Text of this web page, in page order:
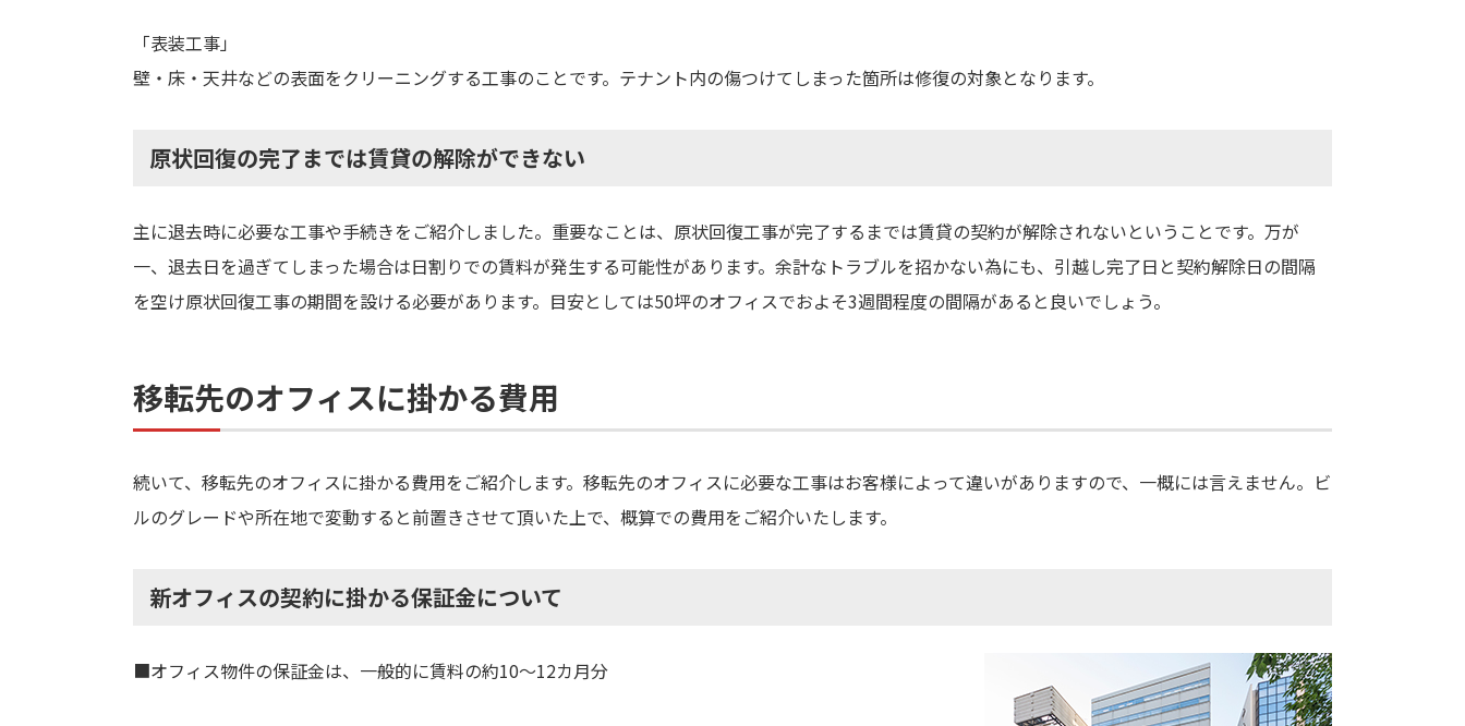
「表装工事」
壁・床・天井などの表面をクリーニングする工事のことです。テナント内の傷つけてしまった箇所は修復の対象となります。
原状回復の完了までは賃貸の解除ができない
主に退去時に必要な工事や手続きをご紹介しました。重要なことは、原状回復工事が完了するまでは賃貸の契約が解除されないということです。万が
一、退去日を過ぎてしまった場合は日割りでの賃料が発生する可能性があります。余計なトラブルを招かない為にも、引越し完了日と契約解除日の間隔
を空け原状回復工事の期間を設ける必要があります。目安としては50坪のオフィスでおよそ3週間程度の間隔があると良いでしょう。
移転先のオフィスに掛かる費用
続いて、移転先のオフィスに掛かる費用をご紹介します。移転先のオフィスに必要な工事はお客様によって違いがありますので、一概には言えません。ビ
ルのグレードや所在地で変動すると前置きさせて頂いた上で、概算での費用をご紹介いたします。
新オフィスの契約に掛かる保証金について
■オフィス物件の保証金は、一般的に賃料の約10～12カ月分